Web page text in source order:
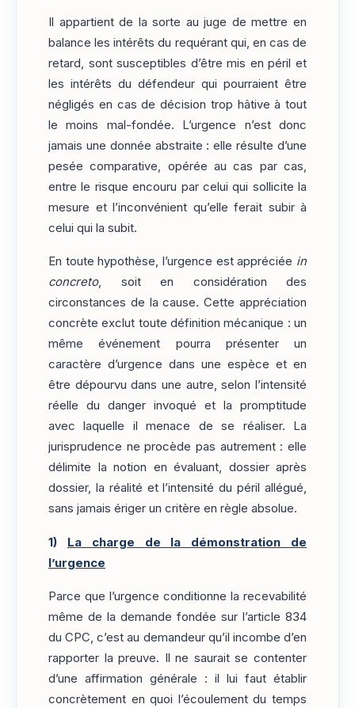
Il appartient de la sorte au juge de mettre en
balance les intérêts du requérant qui, en cas de
retard, sont susceptibles d’être mis en péril et
les intérêts du défendeur qui pourraient être
négligés en cas de décision trop hâtive à tout
le moins mal-fondée. L’urgence n’est donc
jamais une donnée abstraite : elle résulte d’une
pesée comparative, opérée au cas par cas,
entre le risque encouru par celui qui sollicite la
mesure et l’inconvénient qu’elle ferait subir à
celui qui la subit.
En toute hypothèse, l’urgence est appréciée in
concreto, soit en considération des
circonstances de la cause. Cette appréciation
concrète exclut toute définition mécanique : un
même événement pourra présenter un
caractère d’urgence dans une espèce et en
être dépourvu dans une autre, selon l’intensité
réelle du danger invoqué et la promptitude
avec laquelle il menace de se réaliser. La
jurisprudence ne procède pas autrement : elle
délimite la notion en évaluant, dossier après
dossier, la réalité et l’intensité du péril allégué,
sans jamais ériger un critère en règle absolue.
1) La charge de la démonstration de
l’urgence
Parce que l’urgence conditionne la recevabilité
même de la demande fondée sur l’article 834
du CPC, c’est au demandeur qu’il incombe d’en
rapporter la preuve. Il ne saurait se contenter
d’une affirmation générale : il lui faut établir
concrètement en quoi l’écoulement du temps